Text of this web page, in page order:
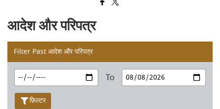
आदेश और परिपत्र
Filter Past आदेश और परिपत्र
To
फ़िल्टर